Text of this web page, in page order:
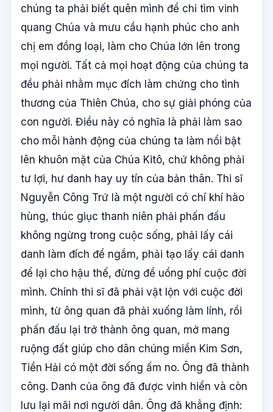
chúng ta phải biết quên mình để chỉ tìm vinh
quang Chúa và mưu cầu hạnh phúc cho anh
chị em đồng loại, làm cho Chúa lớn lên trong
mọi người. Tất cả mọi hoạt động của chúng ta
đều phải nhằm mục đích làm chứng cho tình
thương của Thiên Chúa, cho sự giải phóng của
con người. Điều này có nghĩa là phải làm sao
cho mỗi hành động của chúng ta làm nổi bật
lên khuôn mặt của Chúa Kitô, chứ không phải
tư lợi, hư danh hay uy tín của bản thân. Thi sĩ
Nguyễn Công Trứ là một người có chí khí hào
hùng, thúc giục thanh niên phải phấn đấu
không ngừng trong cuộc sống, phải lấy cái
danh làm đích để ngắm, phải tạo lấy cái danh
để lại cho hậu thế, đừng để uổng phí cuộc đời
mình. Chính thi sĩ đã phải vật lộn với cuộc đời
mình, từ ông quan đã phải xuống làm lính, rồi
phấn đấu lại trở thành ông quan, mở mang
ruộng đất giúp cho dân chúng miền Kim Sơn,
Tiền Hải có một đời sống ấm no. Ông đã thành
công. Danh của ông đã được vinh hiển và còn
lưu lại mãi nơi người dân. Ông đã khẳng định: